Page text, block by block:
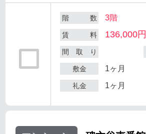
階 数 3階
賃 料 136,000円
間 取 り
敷金 1ヶ月
礼金 1ヶ月